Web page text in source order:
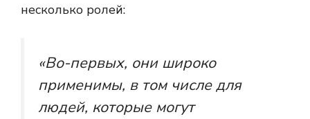
несколько ролей:
«Во-первых, они широко
применимы, в том числе для
людей, которые могут